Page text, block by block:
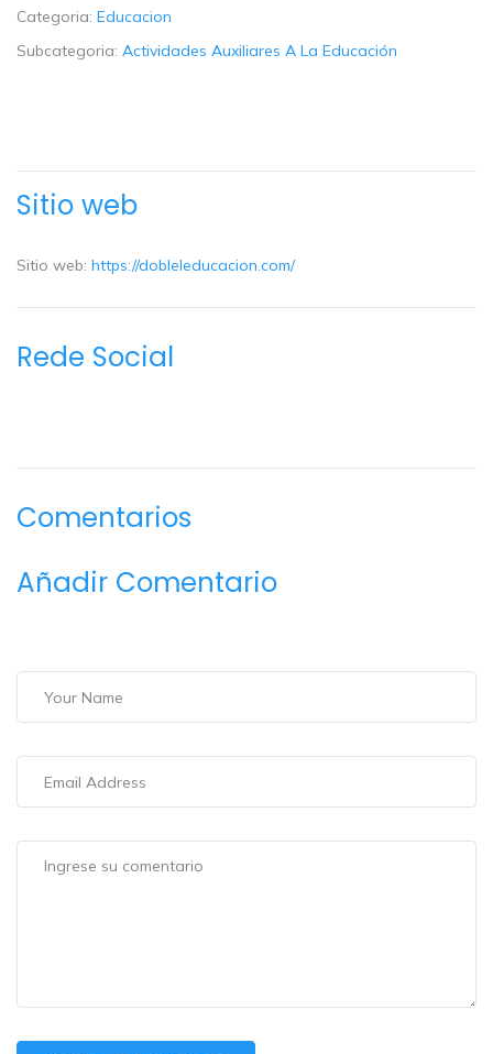
Categoria: Educacion
Subcategoria: Actividades Auxiliares A La Educación
Sitio web
Sitio web: https://dobleleducacion.com/
Rede Social
Comentarios
Añadir Comentario